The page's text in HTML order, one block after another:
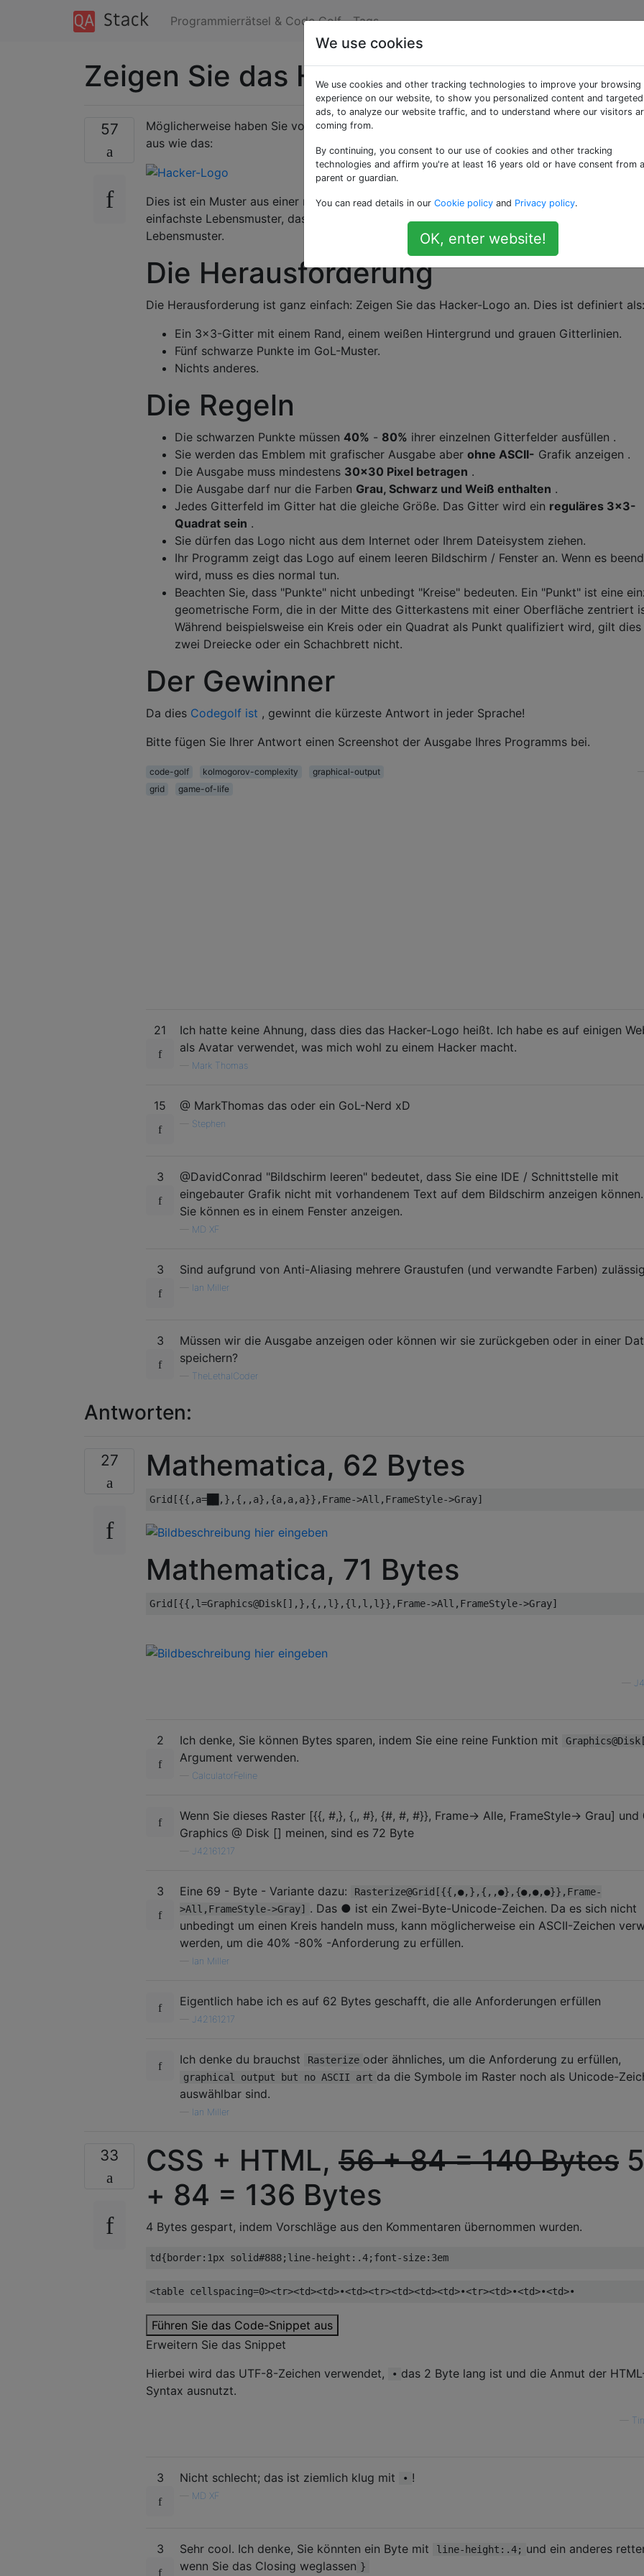
Programmierrätsel & Code Golf Tags
Zeigen Sie das Hacker-Logo an
57
Möglicherweise haben Sie vom "Hacker-Logo", auch "Hacker-Emblem" genannt, gehört. Es
aus wie das:
Dies ist ein Muster aus einer mathematischen Simulation namens Game of Life. Der Gleiter
einfachste Lebensmuster, das sich bewegt, und das am schnellsten erkennbare aller
Lebensmuster.
Die Herausforderung
Die Herausforderung ist ganz einfach: Zeigen Sie das Hacker-Logo an. Dies ist definiert als:
Ein 3x3-Gitter mit einem Rand, einem weißen Hintergrund und grauen Gitterlinien.
Fünf schwarze Punkte im GoL-Muster.
Nichts anderes.
Die Regeln
Die schwarzen Punkte müssen 40% - 80% ihrer einzelnen Gitterfelder ausfüllen .
Sie werden das Emblem mit grafischer Ausgabe aber ohne ASCII- Grafik anzeigen .
Die Ausgabe muss mindestens 30x30 Pixel betragen .
Die Ausgabe darf nur die Farben Grau, Schwarz und Weiß enthalten .
Jedes Gitterfeld im Gitter hat die gleiche Größe. Das Gitter wird ein reguläres 3x3-
Quadrat sein .
Sie dürfen das Logo nicht aus dem Internet oder Ihrem Dateisystem ziehen.
Ihr Programm zeigt das Logo auf einem leeren Bildschirm / Fenster an. Wenn es
wird, muss es dies normal tun.
Beachten Sie, dass "Punkte" nicht unbedingt "Kreise" bedeuten. Ein "Punkt" ist eine
geometrische Form, die in der Mitte des Gitterkastens mit einer Oberfläche zentriert
Während beispielsweise ein Kreis oder ein Quadrat als Punkt qualifiziert wird, gilt
zwei Dreiecke oder ein Schachbrett nicht.
Der Gewinner
Da dies Codegolf ist , gewinnt die kürzeste Antwort in jeder Sprache!
Bitte fügen Sie Ihrer Antwort einen Screenshot der Ausgabe Ihres Programms bei.
code-golf kolmogorov-complexity
graphical-output
grid
game-of-life
21
Ich hatte keine Ahnung, dass dies das Hacker-Logo heißt. Ich habe es auf einigen
als Avatar verwendet, was mich wohl zu einem Hacker macht.
Mark Thomas
15 @ MarkThomas das oder ein GoL-Nerd xD
Stephen
3
@DavidConrad "Bildschirm leeren" bedeutet, dass Sie eine IDE / Schnittstelle mit
eingebauter Grafik nicht mit vorhandenem Text auf dem Bildschirm anzeigen
Sie können es in einem Fenster anzeigen.
MD XF
3 Sind aufgrund von Anti-Aliasing mehrere Graustufen (und verwandte Farben)
Ian Miller
3
Müssen wir die Ausgabe anzeigen oder können wir sie zurückgeben oder in einer
speichern?
TheLethalCoder
Antworten:
27 Mathematica, 62 Bytes
Mathematica, 71 Bytes
2 Ich denke, Sie können Bytes sparen, indem Sie eine reine Funktion mit
Argument verwenden.
CalculatorFeline
Wenn Sie dieses Raster [{{, #,}, {,, #}, {#, #, #}}, Frame-> Alle, FrameStyle-> Grau] und
Graphics @ Disk [] meinen, sind es 72 Byte
J42161217
3 Eine 69 - Byte - Variante dazu:
Rasterize@Grid[{{,●,},{,,●},{●,●,●}},Frame-
>All,FrameStyle->Gray]
. Das ● ist ein Zwei-Byte-Unicode-Zeichen. Da es sich nicht
unbedingt um einen Kreis handeln muss, kann möglicherweise ein ASCII-Zeichen
werden, um die 40% -80% -Anforderung zu erfüllen.
Ian Miller
Eigentlich habe ich es auf 62 Bytes geschafft, die alle Anforderungen erfüllen
J42161217
Ich denke du brauchst Rasterize oder ähnliches, um die Anforderung zu erfüllen,
graphical output but no ASCII art da die Symbole im Raster noch als Unicode-
auswählbar sind.
Ian Miller
33 CSS + HTML, 56 + 84 = 140 Bytes
+ 84 = 136 Bytes
4 Bytes gespart, indem Vorschläge aus den Kommentaren übernommen wurden.
td{border: 1px solid#888; line-height : .4; font-size: 3em
<table cellspacing=0><tr><td><td>•<td><tr><td><td><td>•<tr><td>•<td>•<td>•
Führen Sie das Code-Snippet aus
Erweitern Sie das Snippet
Hierbei wird das UTF-8-Zeichen verwendet,
• das 2 Byte lang ist und die Anmut der
Syntax ausnutzt.
3 Nicht schlecht; das ist ziemlich klug mit • !
MD XF
3 Sehr cool. Ich denke, Sie könnten ein Byte mit line-height:.4; und ein anderes
wenn Sie das Closing weglassen }
We use cookies
We use cookies and other tracking technologies to improve your browsing
experience on our website, to show you personalized content and targeted
ads, to analyze our website traffic, and to understand where our visitors
coming from.
By continuing, you consent to our use of cookies and other tracking
technologies and affirm you're at least 16 years old or have consent from a
parent or guardian.
You can read details in our Cookie policy and Privacy policy.
OK, enter website!